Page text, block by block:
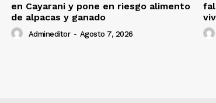
en Cayarani y pone en riesgo alimento
de alpacas y ganado
Admineditor - Agosto 7, 2026